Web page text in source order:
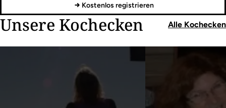
Kostenlos registrieren
Unsere Kochecken Alle Kochecken